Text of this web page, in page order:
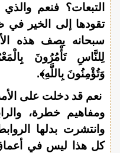
التبعات؟ فنعم
تقودها إلى الخير في
سبحانه يصف هذه
لِلنَّاسِ تَأْمُرُونَ
وَتُؤْمِنُونَ بِاللَّهِ﴾.
نعم قد دخلت على
ومفاهيم خطرة،
وانتشرت بدلها
كل هذا ليس في